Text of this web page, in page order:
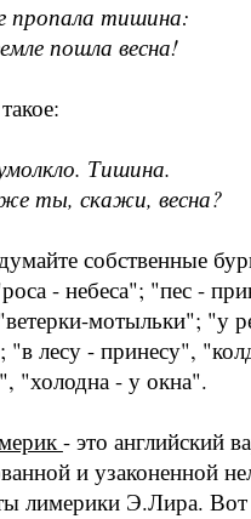
пропала тишина:
пошла весна!
Тишина.
ты, скажи, весна?
собственные
- небеса"; "пес -
мотыльки"; "у
"в лесу - принесу",
"холодна - у окна".
- это английский
и узаконенной
лимерики Э.Лира.